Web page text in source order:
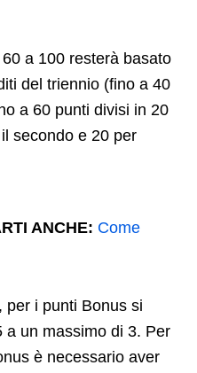
a 100 resterà basato
del triennio (fino a 40
a 60 punti divisi in 20
secondo e 20 per
ANCHE: Come
, per i punti Bonus si
a un massimo di 3. Per
è necessario aver